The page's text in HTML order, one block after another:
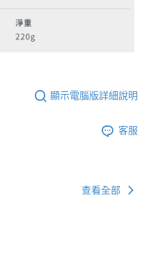
顯示電腦版詳細說明
客服
查看全部